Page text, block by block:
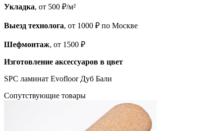
Укладка, от 500 ₽/м²
Выезд технолога, от 1000 ₽ по Москве
Шефмонтаж, от 1500 ₽
Изготовление аксессуаров в цвет
SPC ламинат Evofloor Дуб Бали
Cопутствующие товары